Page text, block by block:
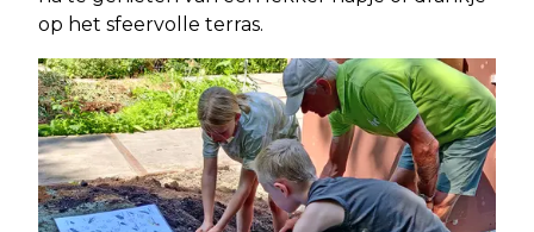
op het sfeervolle terras.